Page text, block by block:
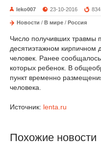
leko007 23-10-2016 834
Новости / В мире / Россия
Число получивших травмы
десятиэтажном кирпичном
человек. Ранее
которых ребенок. В
пункт временно
человека.
Источник: lenta.ru
Похожие новости